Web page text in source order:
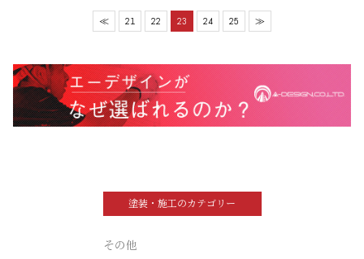
≪ 21 22 23 24 25 ≫
塗装・施工のカテゴリー
その他